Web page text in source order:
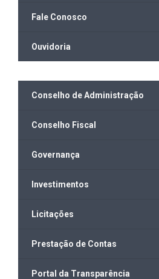
Fale Conosco
Ouvidoria
Conselho de Administração
Conselho Fiscal
Governança
Investimentos
Licitações
Prestação de Contas
Portal da Transparência